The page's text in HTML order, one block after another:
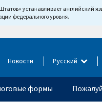
устанавливает английский
федерального уровня.
Новости Русский
формы